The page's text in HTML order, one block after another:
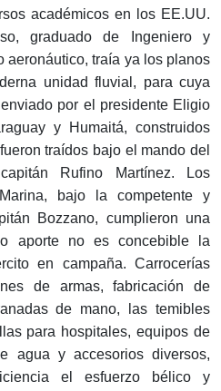
académicos en los EE.UU.
graduado de Ingeniero y
aeronáutico, traía ya los planos
unidad fluvial, para cuya
por el presidente Eligio
y Humaitá, construidos
traídos bajo el mando del
Rufino Martínez. Los
bajo la competente y
Bozzano, cumplieron una
aporte no es concebible la
en campaña. Carrocerías
de armas, fabricación de
de mano, las temibles
para hospitales, equipos de
agua y accesorios diversos,
el esfuerzo bélico y